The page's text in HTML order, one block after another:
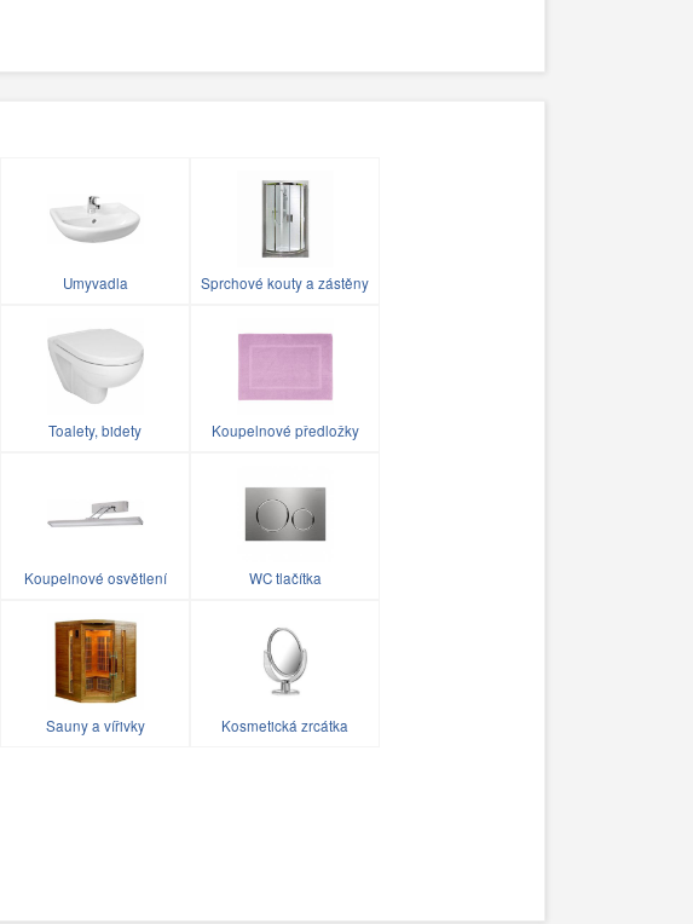
Umyvadla Sprchové kouty a zástěny
Toalety, bidety Koupelnové předložky
Koupelnové osvětlení WC tlačítka
Sauny a vířivky Kosmetická zrcátka